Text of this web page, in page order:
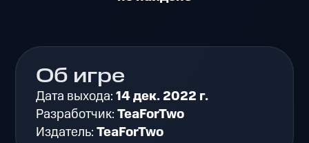
Об игре
Дата выхода:14 дек. 2022 г.
Разработчик:TeaForTwo
Издатель:TeaForTwo